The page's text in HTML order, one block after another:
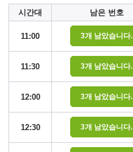
시간대 남은 번호
11:00 3개 남았습니다.
11:30 3개 남았습니다.
12:00 3개 남았습니다.
12:30 3개 남았습니다.